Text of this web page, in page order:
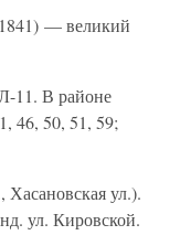
— великий
11. В районе
46, 50, 51, 59;
Хасановская ул.).
ул. Кировской.